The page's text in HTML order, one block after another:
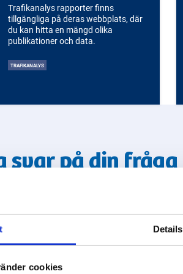
Details
cookies
Trafikanalys rapporter finns
tillgängliga på deras webbplats, där
du kan hitta en mängd olika
publikationer och data.
TRAFIKANALYS
svar på din fråga